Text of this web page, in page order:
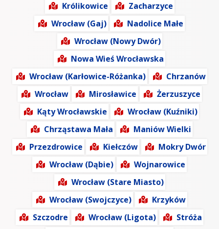
Królikowice
Zacharzyce
Wrocław (Gaj)
Nadolice Małe
Wrocław (Nowy Dwór)
Nowa Wieś Wrocławska
Wrocław (Karłowice-Różanka)
Chrzanów
Wrocław
Mirosławice
Żerzuszyce
Kąty Wrocławskie
Wrocław (Kuźniki)
Chrząstawa Mała
Maniów Wielki
Przezdrowice
Kiełczów
Mokry Dwór
Wrocław (Dąbie)
Wojnarowice
Wrocław (Stare Miasto)
Wrocław (Swojczyce)
Krzyków
Szczodre
Wrocław (Ligota)
Stróża